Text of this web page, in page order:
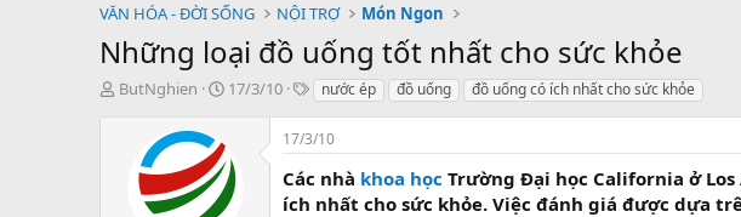
VĂN HÓA - ĐỜI SỐNG NỘI TRỢ Món Ngon
Những loại đồ uống tốt nhất cho sức khỏe
T
ButNghien
N
g
ử
17/3/10
T
k
h
ó
a
nước ép đồ uống đồ uống có ích nhất cho sức khỏe
17/3/10
Các nhà khoa học Trường Đại học California ở
ích nhất cho sức khỏe. Việc đánh giá được dựa